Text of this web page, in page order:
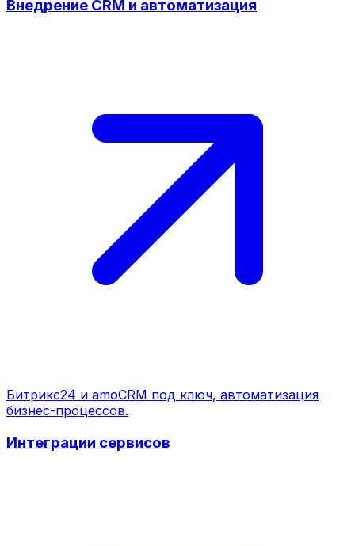
Внедрение CRM и автоматизация
Битрикс24 и amoCRM под ключ, автоматизация
бизнес-процессов.
Интеграции сервисов